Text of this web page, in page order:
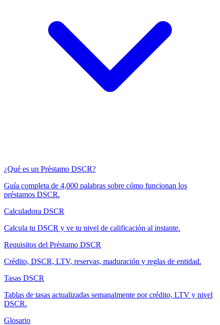
¿Qué es un Préstamo DSCR?
Guía completa de 4,000 palabras sobre cómo funcionan los
préstamos DSCR.
Calculadora DSCR
Calcula tu DSCR y ve tu nivel de calificación al instante.
Requisitos del Préstamo DSCR
Crédito, DSCR, LTV, reservas, maduración y reglas de entidad.
Tasas DSCR
Tablas de tasas actualizadas semanalmente por crédito, LTV y nivel
DSCR.
Glosario